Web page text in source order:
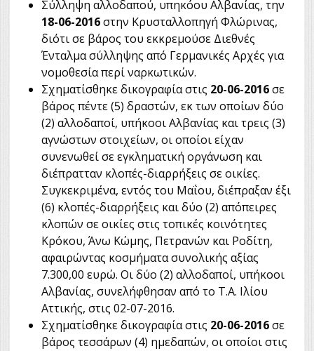
Σύλληψη αλλοδαπού, υπηκόου Αλβανίας, την
18-06-2016στην Κρυσταλλοπηγή Φλώρινας,
διότι σε βάρος του εκκρεμούσε Διεθνές
Ένταλμα σύλληψης από Γερμανικές Αρχές για
νομοθεσία περί ναρκωτικών.
Σχηματίσθηκε δικογραφία στις 20-06-2016σε
βάρος πέντε (5) δραστών, εκ των οποίων δύο
(2) αλλοδαποί, υπήκοοι Αλβανίας και τρεις (3)
αγνώστων στοιχείων, οι οποίοι είχαν
συνενωθεί σε εγκληματική οργάνωση και
διέπρατταν κλοπές-διαρρήξεις σε οικίες.
Συγκεκριμένα, εντός του Μαΐου, διέπραξαν έξι
(6) κλοπές-διαρρήξεις και δύο (2) απόπειρες
κλοπών σε οικίες στις τοπικές κοινότητες
Κρόκου, Άνω Κώμης, Πετρανών και Ροδίτη,
αφαιρώντας κοσμήματα συνολικής αξίας
7.300,00 ευρώ. Οι δύο (2) αλλοδαποί, υπήκοοι
Αλβανίας, συνελήφθησαν από το Τ.Α. Ιλίου
Αττικής, στις 02-07-2016.
Σχηματίσθηκε δικογραφία στις 20-06-2016σε
βάρος τεσσάρων (4) ημεδαπών, οι οποίοι στις